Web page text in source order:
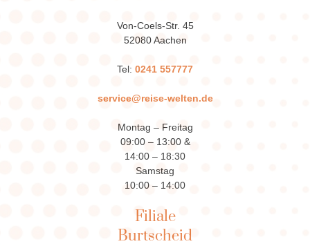
Von-Coels-Str. 45
52080 Aachen
Tel: 0241 557777
service@reise-welten.de
Montag – Freitag
09:00 – 13:00 &
14:00 – 18:30
Samstag
10:00 – 14:00
Filiale
Burtscheid